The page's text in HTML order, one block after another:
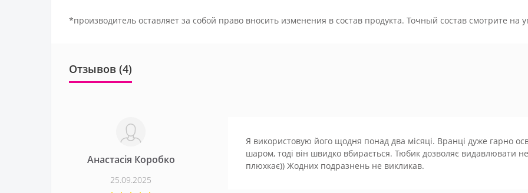
*производитель оставляет за собой право вносить изменения в состав продукта. Точный состав смотрите на
Отзывов (4)
Анастасія Коробко
25.09.2025
Я використовую його щодня понад два місяці. Вранці дуже гарно
шаром, тоді він швидко вбирається. Тюбик дозволяє видавлювати
плюхкає)) Жодних подразнень не викликав.